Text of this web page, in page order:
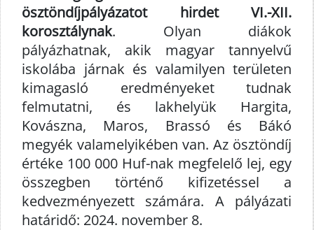
ösztöndíjpályázatot hirdet VI.-XII.
korosztálynak. Olyan diákok
pályázhatnak, akik magyar tannyelvű
iskolába járnak és valamilyen területen
kimagasló eredményeket tudnak
felmutatni, és lakhelyük Hargita,
Kovászna, Maros, Brassó és Bákó
megyék valamelyikében van. Az ösztöndíj
értéke 100 000 Huf-nak megfelelő lej, egy
összegben történő kifizetéssel a
kedvezményezett számára. A pályázati
határidő: 2024. november 8.